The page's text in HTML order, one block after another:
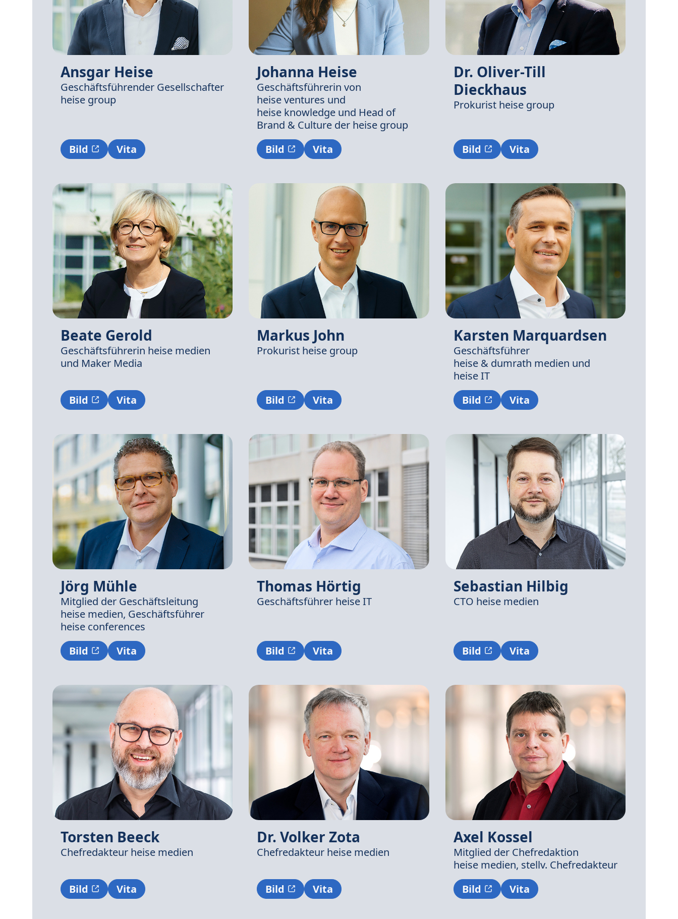
Ansgar Heise
Geschäftsführender Gesellschafter
heise group
Bild Vita
Johanna Heise
Geschäftsführerin von
heise ventures und
heise knowledge und Head of
Brand & Culture der heise group
Bild
Vita
Dr. Oliver-Till
Dieckhaus
Prokurist heise group
Bild Vita
Beate Gerold
Geschäftsführerin heise medien
und Maker Media
Bild Vita
Markus John
Prokurist heise group
Bild Vita
Karsten Marquardsen
Geschäftsführer
heise & dumrath medien und
heise IT
Bild
Vita
Jörg Mühle
Mitglied der Geschäftsleitung
heise medien, Geschäftsführer
heise conferences
Bild
Vita
Thomas Hörtig
Geschäftsführer heise IT
Bild Vita
Sebastian Hilbig
CTO heise medien
Bild Vita
Torsten Beeck
Chefredakteur heise medien
Bild Vita
Dr. Volker Zota
Chefredakteur heise medien
Bild Vita
Axel Kossel
Mitglied der Chefredaktion
heise medien, stellv. Chefredakteur
Bild
Vita